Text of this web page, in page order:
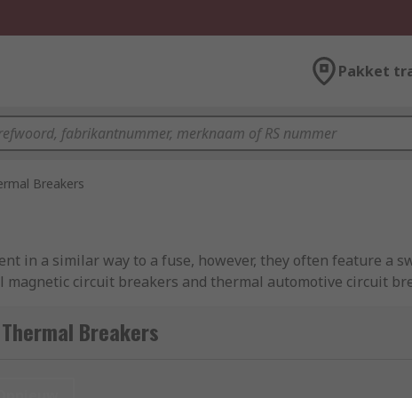
Pakket
Breakers
in a similar way to a fuse, however, they often feature a
circuit breakers and thermal automotive circuit
overload or short circuit is detected. Thermal magnetic
Breakers